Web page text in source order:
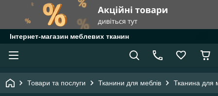
Інтернет-магазин меблевих тканин
Товари та послуги Тканини для меблів Тканина для